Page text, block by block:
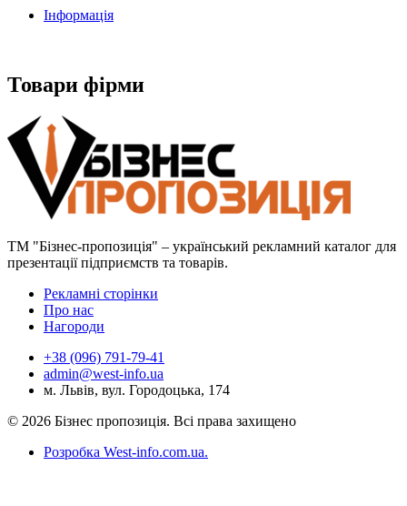
Інформація
Товари фірми
ТМ "Бізнес-пропозиція" – український рекламний каталог для
презентації підприємств та товарів.
Рекламні сторінки
Про нас
Нагороди
+38 (096) 791-79-41
admin@west-info.ua
м. Львів, вул. Городоцька, 174
© 2026 Бізнес пропозиція. Всі права захищено
Розробка West-info.com.ua.